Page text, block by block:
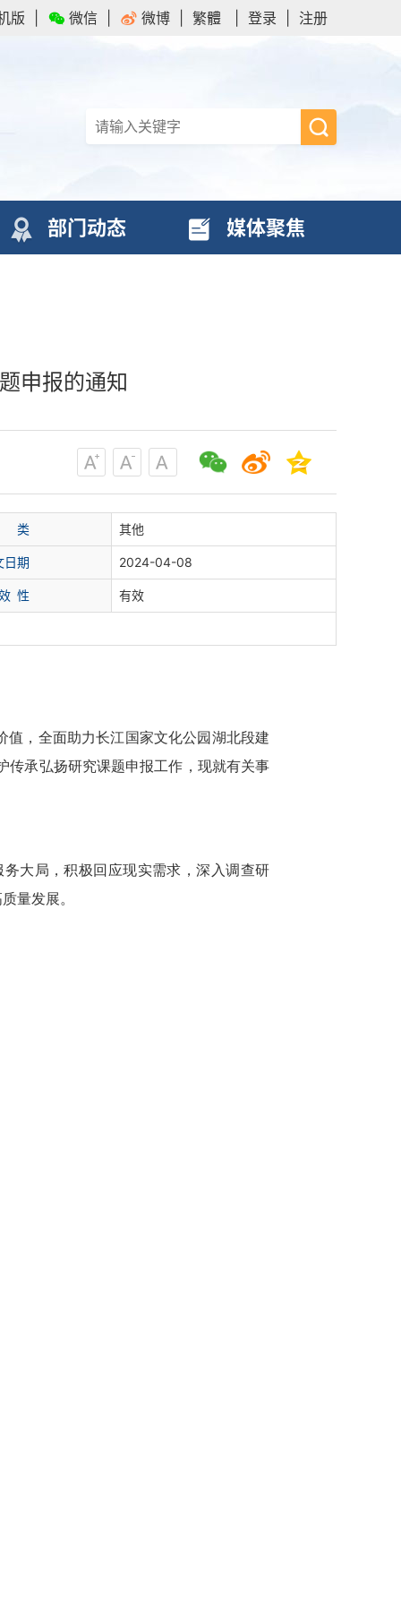
版 微信 微博 繁體 登录 注册
部门动态 媒体聚焦
申报的通知
类 其他
日期 2024-04-08
性 有效
值，全面助力长江国家文化公园湖北段建
传承弘扬研究课题申报工作，现就有关事
大局，积极回应现实需求，深入调查研
量发展。